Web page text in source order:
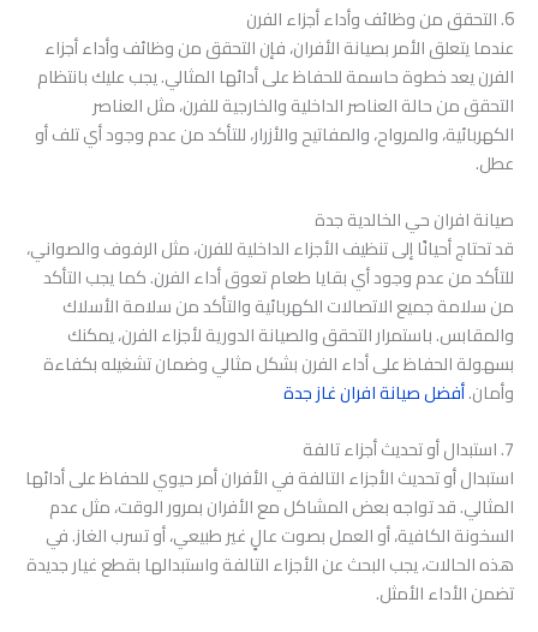
6. التحقق من وظائف وأداء أجزاء الفرن
عندما يتعلق الأمر بصيانة الأفران، فإن التحقق من وظائف وأداء أجزاء
الفرن يعد خطوة حاسمة للحفاظ على أدائها المثالي. يجب عليك بانتظام
التحقق من حالة العناصر الداخلية والخارجية للفرن، مثل العناصر
الكهربائية، والمرواح، والمفاتيح والأزرار، للتأكد من عدم وجود أي تلف أو
عطل.
صيانة افران حي الخالدية جدة
قد تحتاج أحيانًا إلى تنظيف الأجزاء الداخلية للفرن، مثل الرفوف والصواني،
للتأكد من عدم وجود أي بقايا طعام تعوق أداء الفرن. كما يجب التأكد
من سلامة جميع الاتصالات الكهربائية والتأكد من سلامة الأسلاك
والمقابس. باستمرار التحقق والصيانة الدورية لأجزاء الفرن، يمكنك
بسهولة الحفاظ على أداء الفرن بشكل مثالي وضمان تشغيله بكفاءة
وأمان.أفضل صيانة افران غاز جدة
7. استبدال أو تحديث أجزاء تالفة
استبدال أو تحديث الأجزاء التالفة في الأفران أمر حيوي للحفاظ على أدائها
المثالي. قد تواجه بعض المشاكل مع الأفران بمرور الوقت، مثل عدم
السخونة الكافية، أو العمل بصوت عالٍ غير طبيعي، أو تسرب الغاز. في
هذه الحالات، يجب البحث عن الأجزاء التالفة واستبدالها بقطع غيار جديدة
تضمن الأداء الأمثل.